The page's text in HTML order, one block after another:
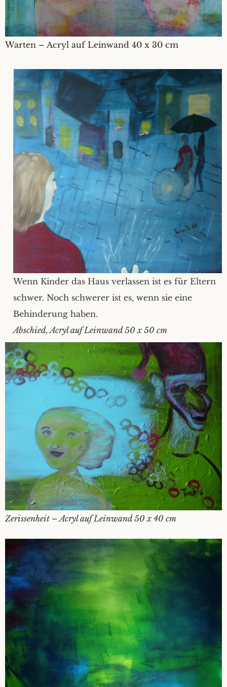
Warten – Acryl auf Leinwand 40 x 30 cm
Wenn Kinder das Haus verlassen ist es für Eltern
schwer. Noch schwerer ist es, wenn sie eine
Behinderung haben.
Abschied, Acryl auf Leinwand 50 x 50 cm
Zerissenheit – Acryl auf Leinwand 50 x 40 cm